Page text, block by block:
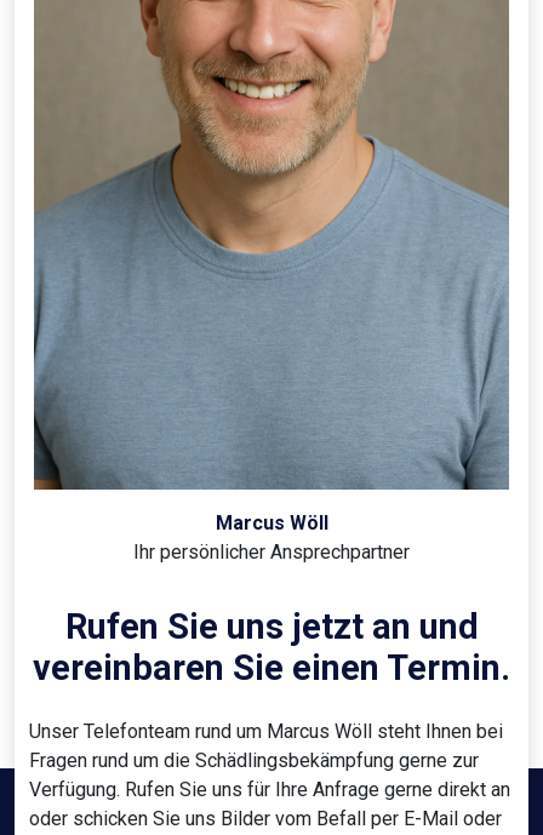
Marcus Wöll
Ihr persönlicher Ansprechpartner
Rufen Sie uns jetzt an und
vereinbaren Sie einen Termin.
Unser Telefonteam rund um Marcus Wöll steht Ihnen bei
Fragen rund um die Schädlingsbekämpfung gerne zur
Verfügung. Rufen Sie uns für Ihre Anfrage gerne direkt an
oder schicken Sie uns Bilder vom Befall per E-Mail oder